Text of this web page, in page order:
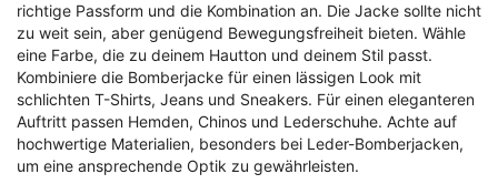
richtige Passform und die Kombination an. Die Jacke sollte nicht
zu weit sein, aber genügend Bewegungsfreiheit bieten. Wähle
eine Farbe, die zu deinem Hautton und deinem Stil passt.
Kombiniere die Bomberjacke für einen lässigen Look mit
schlichten T-Shirts, Jeans und Sneakers. Für einen eleganteren
Auftritt passen Hemden, Chinos und Lederschuhe. Achte auf
hochwertige Materialien, besonders bei Leder-Bomberjacken,
um eine ansprechende Optik zu gewährleisten.